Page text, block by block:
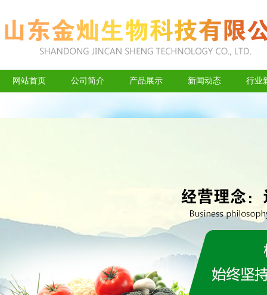
网站首页 公司简介 产品展示 新闻动态 行业